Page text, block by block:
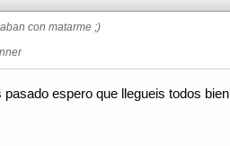
con matarme ;)
espero que llegueis todos bien